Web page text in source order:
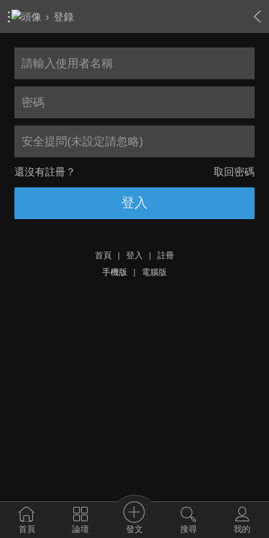
› 登錄
安全提問(未設定請忽略)
還沒有註冊？ 取回密碼
登入
首頁 | 登入 |
註冊
手機版
| 電腦版
首頁 論壇 發文 搜尋 我的